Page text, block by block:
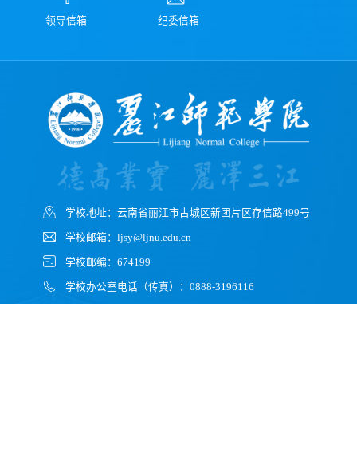
领导信箱 纪委信箱
学校地址：云南省丽江市古城区新团片区存信路499号
学校邮箱：ljsy@ljnu.edu.cn
学校邮编：674199
学校办公室电话（传真）：0888-3196116